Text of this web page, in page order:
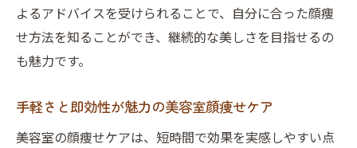
よるアドバイスを受けられることで、自分に合った顔痩
せ方法を知ることができ、継続的な美しさを目指せるの
も魅力です。
手軽さと即効性が魅力の美容室顔痩せケア
美容室の顔痩せケアは、短時間で効果を実感しやすい点